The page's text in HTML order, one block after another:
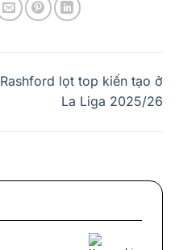
Rashford lọt top kiến tạo ở
La Liga 2025/26